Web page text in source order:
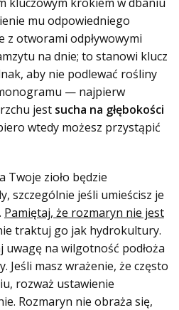
mu odpowiedniego
z otworami odpływowymi
na dnie; to stanowi klucz
aby nie podlewać rośliny
— najpierw
jest sucha na głębokości
wtedy możesz przystąpić
Twoje zioło będzie
szczególnie jeśli umieścisz je
Pamiętaj, że rozmaryn nie jest
traktuj go jak hydrokultury.
na wilgotność podłoża
Jeśli masz wrażenie, że często
rozważ ustawienie
Rozmaryn nie obraża się,